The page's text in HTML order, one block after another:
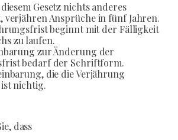
Gesetz nichts anderes
verjähren Ansprüche in fünf Jahren.
beginnt mit der Fälligkeit
zu laufen.
zur Änderung der
bedarf der Schriftform.
die die Verjährung
nichtig.
dass